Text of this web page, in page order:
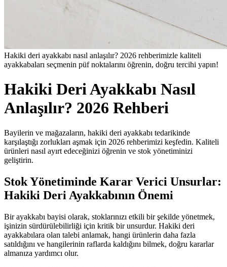
Hakiki deri ayakkabı nasıl anlaşılır? 2026 rehberimizle kaliteli
ayakkabaları seçmenin püf noktalarını öğrenin, doğru tercihi yapın!
Hakiki Deri Ayakkabı Nasıl
Anlaşılır? 2026 Rehberi
Bayilerin ve mağazaların, hakiki deri ayakkabı tedarikinde
karşılaştığı zorlukları aşmak için 2026 rehberimizi keşfedin. Kaliteli
ürünleri nasıl ayırt edeceğinizi öğrenin ve stok yönetiminizi
geliştirin.
Stok Yönetiminde Karar Verici Unsurlar:
Hakiki Deri Ayakkabının Önemi
Bir ayakkabı bayisi olarak, stoklarınızı etkili bir şekilde yönetmek,
işinizin sürdürülebilirliği için kritik bir unsurdur. Hakiki deri
ayakkabılara olan talebi anlamak, hangi ürünlerin daha fazla
satıldığını ve hangilerinin raflarda kaldığını bilmek, doğru kararlar
almanıza yardımcı olur.